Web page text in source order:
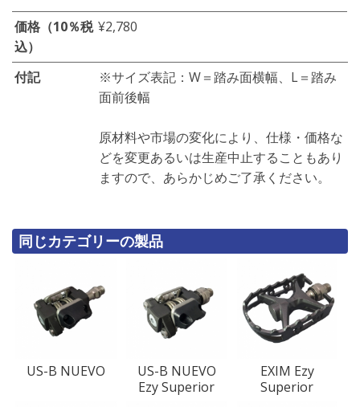
価格（10％税
込）
¥2,780
付記
※サイズ表記：W＝踏み面横幅、L＝踏み
面前後幅
原材料や市場の変化により、仕様・価格な
どを変更あるいは生産中止することもあり
ますので、あらかじめご了承ください。
同じカテゴリーの製品
US-B NUEVO
US-B NUEVO
Ezy Superior
EXIM Ezy
Superior